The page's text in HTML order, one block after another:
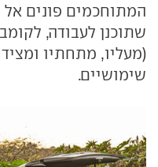
המתוחכמים פונים אל
שתוכנן לעבודה,
(מעליו, מתחתיו
שימושיים.